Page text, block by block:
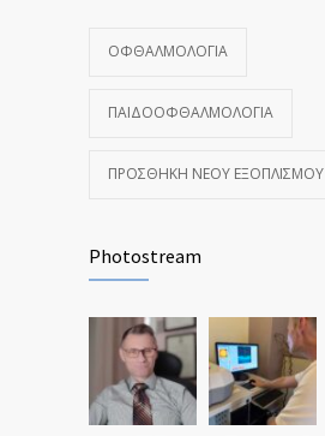
ΟΦΘΑΛΜΟΛΟΓΊΑ
ΠΑΙΔΟΟΦΘΑΛΜΟΛΟΓΊΑ
ΠΡΟΣΘΉΚΗ ΝΈΟΥ ΕΞΟΠΛΙΣΜΟΎ
Photostream